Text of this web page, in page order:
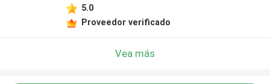
5.0
Proveedor verificado
Vea más